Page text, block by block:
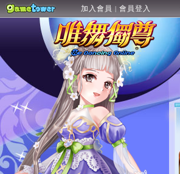
加入會員 | 會員登入